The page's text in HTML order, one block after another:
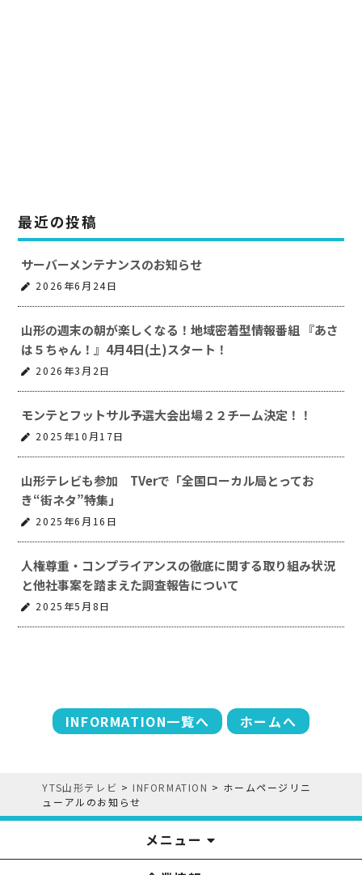
最近の投稿
サーバーメンテナンスのお知らせ
2026年6月24日
山形の週末の朝が楽しくなる！地域密着型情報番組 『あさ
は５ちゃん！』4月4日(土)スタート！
2026年3月2日
モンテとフットサル予選大会出場２２チーム決定！！
2025年10月17日
山形テレビも参加 TVerで「全国ローカル局とってお
き“街ネタ”特集」
2025年6月16日
人権尊重・コンプライアンスの徹底に関する取り組み状況
と他社事案を踏まえた調査報告について
2025年5月8日
INFORMATION一覧へ ホームへ
YTS山形テレビ > INFORMATION > ホームページリニ
ューアルのお知らせ
メニュー